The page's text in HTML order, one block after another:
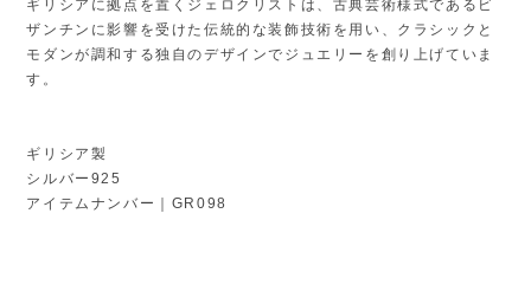
ギリシアに拠点を置くジェロクリストは、古典芸術様式であるビ
ザンチンに影響を受けた伝統的な装飾技術を用い、クラシックと
モダンが調和する独自のデザインでジュエリーを創り上げていま
す。
ギリシア製
シルバー925
アイテムナンバー｜GR098